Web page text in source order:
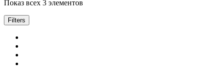
Показ всех 3 элементов
Filters